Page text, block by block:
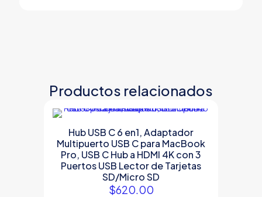
Productos relacionados
Hub USB C 6 en1, Adaptador
Multipuerto USB C para MacBook
Pro, USB C Hub a HDMI 4K con 3
Puertos USB Lector de Tarjetas
SD/Micro SD
$620.00